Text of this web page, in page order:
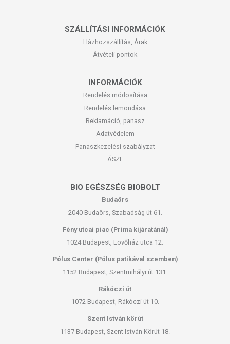
SZÁLLÍTÁSI INFORMÁCIÓK
Házhozszállítás, Árak
Átvételi pontok
INFORMÁCIÓK
Rendelés módosítása
Rendelés lemondása
Reklamáció, panasz
Adatvédelem
Panaszkezelési szabályzat
ÁSZF
BIO EGÉSZSÉG BIOBOLT
Budaörs
2040 Budaörs, Szabadság út 61.
Fény utcai piac (Príma kijáratánál)
1024 Budapest, Lövőház utca 12.
Pólus Center (Pólus patikával szemben)
1152 Budapest, Szentmihályi út 131.
Rákóczi út
1072 Budapest, Rákóczi út 10.
Szent István körút
1137 Budapest, Szent István Körút 18.